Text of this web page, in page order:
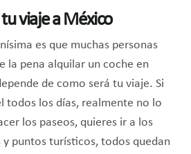
viaje a México
es que muchas personas
la pena alquilar un coche en
de como será tu viaje. Si
todos los días, realmente no lo
los paseos, quieres ir a los
puntos turísticos, todos quedan